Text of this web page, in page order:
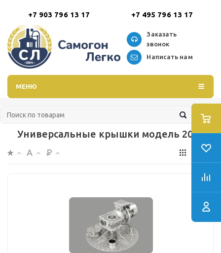
+7 903 796 13 17 +7 495 796 13 17
Заказать
звонок
Написать нам
МЕНЮ
Универсальные крышки модель 2020